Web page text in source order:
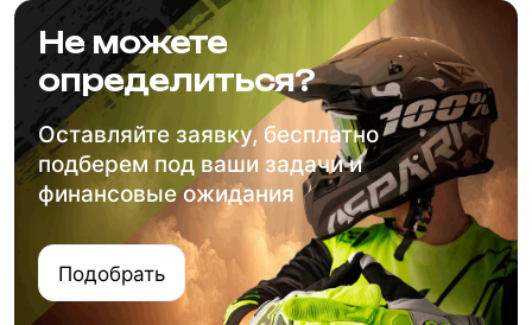
Не можете
определиться?
Оставляйте заявку, бесплатно
подберем под ваши задачи и
финансовые ожидания
Подобрать